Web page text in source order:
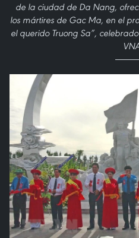
de la ciudad de Da Nang,
los mártires de Gac Ma, en el
el querido Truong Sa”,